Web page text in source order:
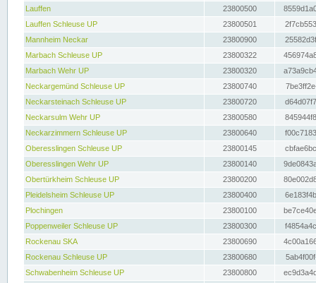
Lauffen
23800500
Lauffen Schleuse UP
23800501
Mannheim Neckar
23800900
Marbach Schleuse UP
23800322
Marbach Wehr UP
23800320
Neckargemünd Schleuse UP
23800740
Neckarsteinach Schleuse UP
23800720
Neckarsulm Wehr UP
23800580
Neckarzimmern Schleuse UP
23800640
Oberesslingen Schleuse UP
23800145
Oberesslingen Wehr UP
23800140
Obertürkheim Schleuse UP
23800200
Pleidelsheim Schleuse UP
23800400
Plochingen
23800100
Poppenweiler Schleuse UP
23800300
Rockenau SKA
23800690
Rockenau Schleuse UP
23800680
Schwabenheim Schleuse UP
23800800